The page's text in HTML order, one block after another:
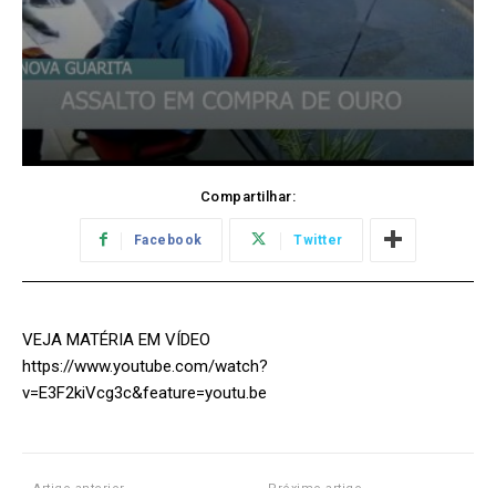
Compartilhar:
Facebook Twitter
VEJA MATÉRIA EM VÍDEO
https://www.youtube.com/watch?
v=E3F2kiVcg3c&feature=youtu.be